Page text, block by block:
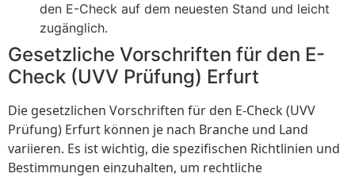
den E-Check auf dem neuesten Stand und leicht
zugänglich.
Gesetzliche Vorschriften für den E-
Check (UVV Prüfung) Erfurt
Die gesetzlichen Vorschriften für den E-Check (UVV
Prüfung) Erfurt können je nach Branche und Land
variieren. Es ist wichtig, die spezifischen Richtlinien und
Bestimmungen einzuhalten, um rechtliche